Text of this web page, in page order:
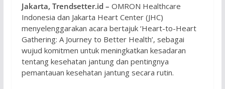
Jakarta, Trendsetter.id – OMRON Healthcare
Indonesia dan Jakarta Heart Center (JHC)
menyelenggarakan acara bertajuk ‘Heart-to-Heart
Gathering: A Journey to Better Health’, sebagai
wujud komitmen untuk meningkatkan kesadaran
tentang kesehatan jantung dan pentingnya
pemantauan kesehatan jantung secara rutin.